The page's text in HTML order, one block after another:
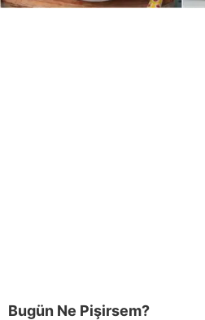
Bugün Ne Pişirsem?